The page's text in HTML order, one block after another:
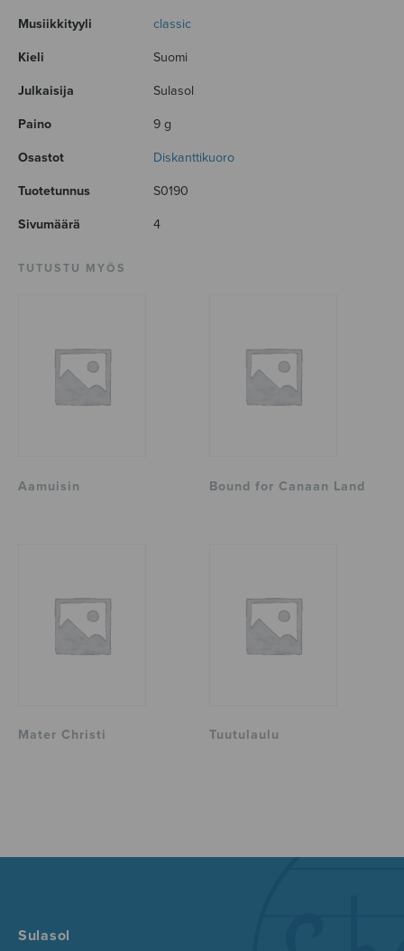
Musiikkityyli classic
Kieli Suomi
Julkaisija Sulasol
Paino 9 g
Osastot Diskanttikuoro
Tuotetunnus S0190
Sivumäärä 4
TUTUSTU MYÖS
Aamuisin Bound for Canaan Land
Mater Christi Tuutulaulu
Sulasol